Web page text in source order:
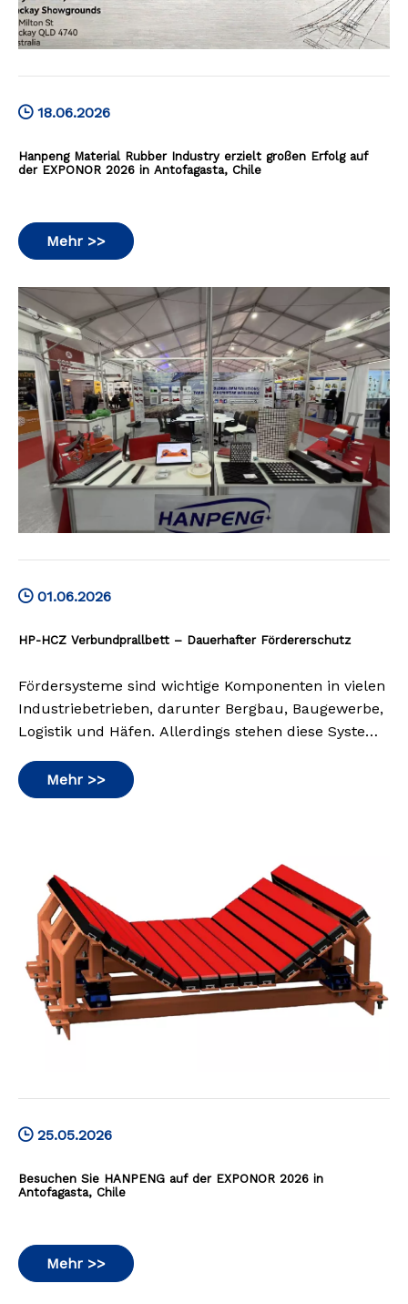
18.06.2026
Hanpeng Material Rubber Industry erzielt großen Erfolg auf
der EXPONOR 2026 in Antofagasta, Chile
Mehr >>
01.06.2026
HP-HCZ Verbundprallbett – Dauerhafter Fördererschutz
Fördersysteme sind wichtige Komponenten in vielen
Industriebetrieben, darunter Bergbau, Baugewerbe,
Logistik und Häfen. Allerdings stehen diese Systeme
schwere und grobkörnige Materialien transportiert
werden, oft vor großen Herausforderungen.
Mehr >>
25.05.2026
Besuchen Sie HANPENG auf der EXPONOR 2026 in
Antofagasta, Chile
Mehr >>